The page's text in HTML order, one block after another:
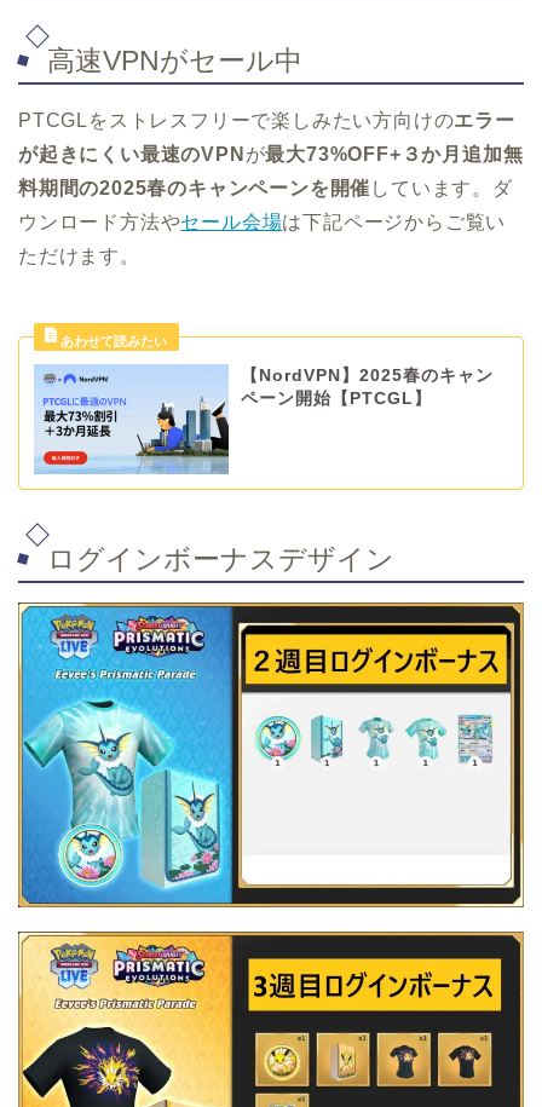
高速VPNがセール中
PTCGLをストレスフリーで楽しみたい方向けのエラー
が起きにくい最速のVPN が最大73%OFF+３か月追加無
料期間の2025春のキャンペーンを開催 しています。ダ
ウンロード方法やセール会場は下記ページからご覧い
ただけます。
【NordVPN】2025春のキャン
ペーン開始【PTCGL】
ログインボーナスデザイン